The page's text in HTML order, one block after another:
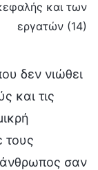
και των
εργατών (14)
δεν νιώθει
και τις
τους
σαν